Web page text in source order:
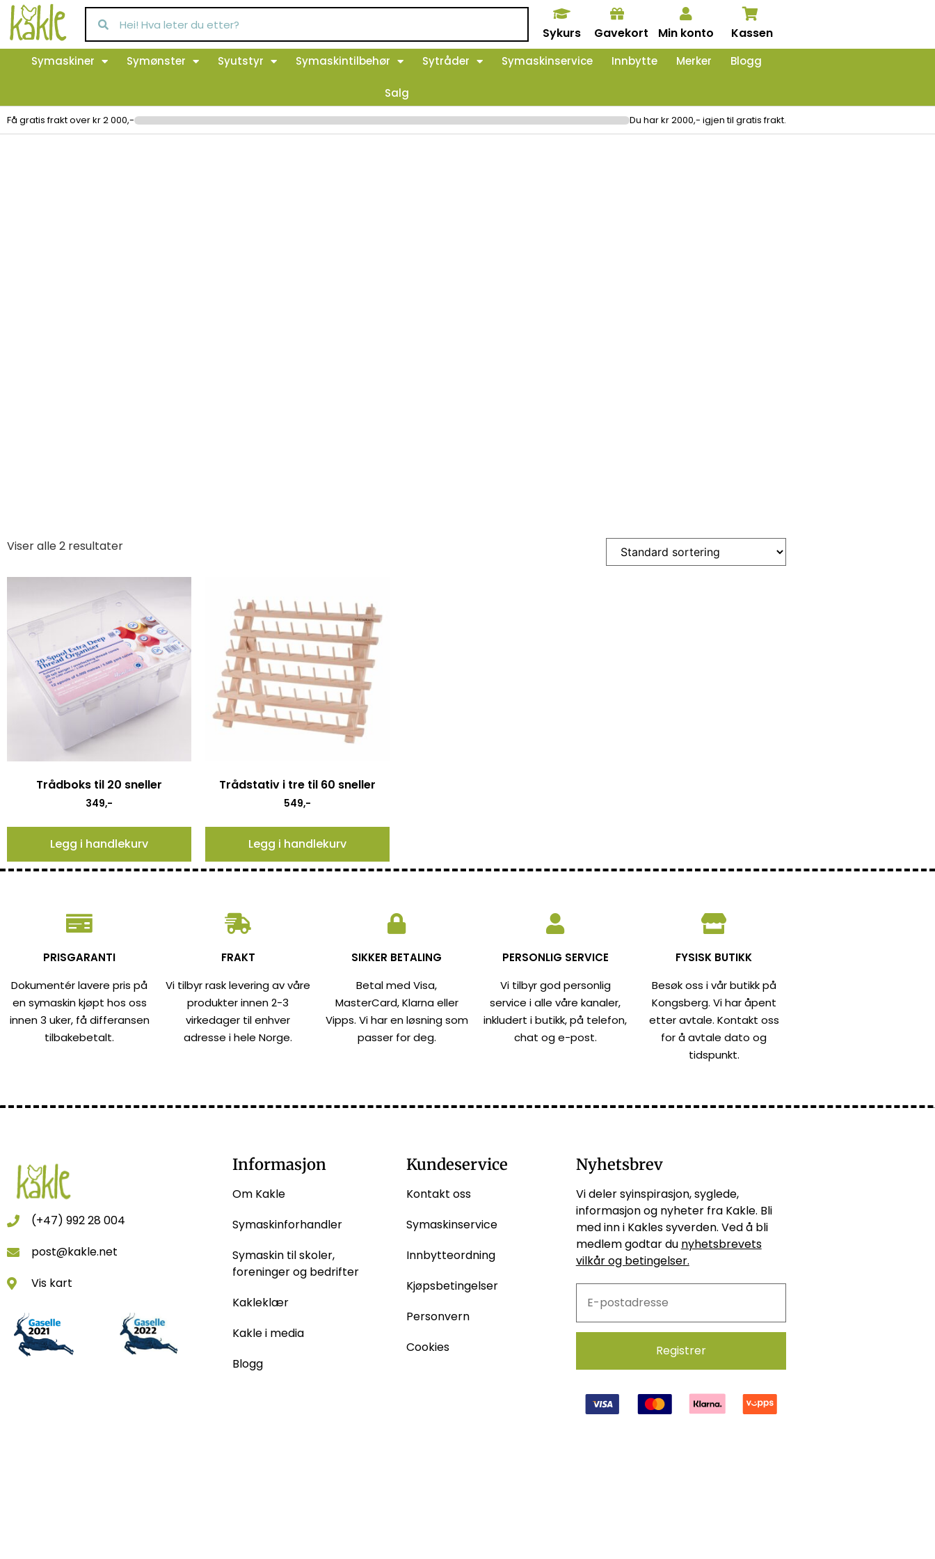
Sykurs Gavekort Min konto Kassen
Symaskiner Symønster Syutstyr Symaskintilbehør Sytråder Symaskinservice Innbytte Merker Blogg
Salg
Få gratis frakt over kr 2 000,- Du har kr 2000,- igjen til gratis frakt.
Viser alle 2 resultater
Trådboks til 20 sneller
349,-
Legg i handlekurv
Trådstativ i tre til 60 sneller
549,-
Legg i handlekurv
PRISGARANTI
Dokumentér lavere pris på
en symaskin kjøpt hos oss
innen 3 uker, få differansen
tilbakebetalt.
FRAKT
Vi tilbyr rask levering av våre
produkter innen 2-3
virkedager til enhver
adresse i hele Norge.
SIKKER BETALING
Betal med Visa,
MasterCard, Klarna eller
Vipps. Vi har en løsning som
passer for deg.
PERSONLIG SERVICE
Vi tilbyr god personlig
service i alle våre kanaler,
inkludert i butikk, på telefon,
chat og e-post.
FYSISK BUTIKK
Besøk oss i vår butikk på
Kongsberg. Vi har åpent
etter avtale. Kontakt oss
for å avtale dato og
tidspunkt.
(+47) 992 28 004
post@kakle.net
Vis kart
Informasjon
Om Kakle
Symaskinforhandler
Symaskin til skoler,
foreninger og bedrifter
Kakleklær
Kakle i media
Blogg
Kundeservice
Kontakt oss
Symaskinservice
Innbytteordning
Kjøpsbetingelser
Personvern
Cookies
Nyhetsbrev
Vi deler syinspirasjon, syglede,
informasjon og nyheter fra Kakle. Bli
med inn i Kakles syverden. Ved å bli
medlem godtar du nyhetsbrevets
vilkår og betingelser.